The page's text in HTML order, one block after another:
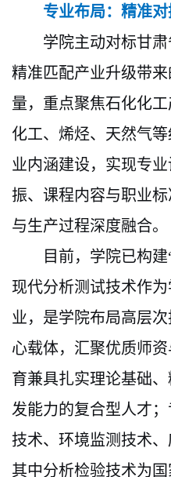
专业布局：精准
学院主动对标甘肃
精准匹配产业升级带
量，重点聚焦石化化
化工、烯烃、天然气
业内涵建设，实现专
振、课程内容与职业
与生产过程深度融合。
目前，学院已构建
现代分析测试技术作
业，是学院布局高层
心载体，汇聚优质师
育兼具扎实理论基础
发能力的复合型人才
技术、环境监测技术、
其中分析检验技术为